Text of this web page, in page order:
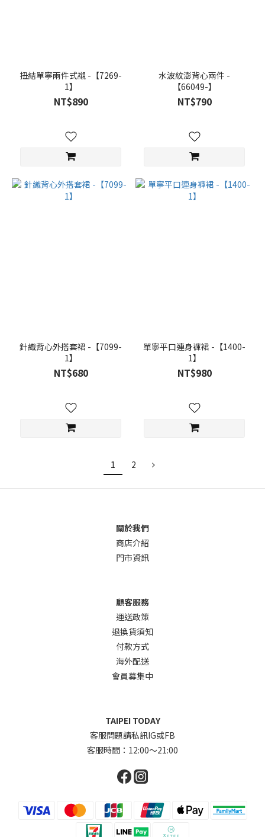
扭結單寧兩件式襯 -【7269-
1】
NT$890
水波紋澎背心兩件 -
【66049-】
NT$790
針織背心外搭套裙 -【7099-
1】
NT$680
單寧平口連身褲裙 -【1400-
1】
NT$980
1 2
關於我們
商店介紹
門市資訊
顧客服務
運送政策
退換貨須知
付款方式
海外配送
會員募集中
TAIPEI TODAY
客服問題請私訊IG或FB
客服時間：12:00～21:00